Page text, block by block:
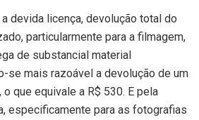
devida licença, devolução total do
particularmente para a filmagem,
de substancial material
se mais razoável a devolução de um
que equivale a R$ 530. E pela
especificamente para as fotografias